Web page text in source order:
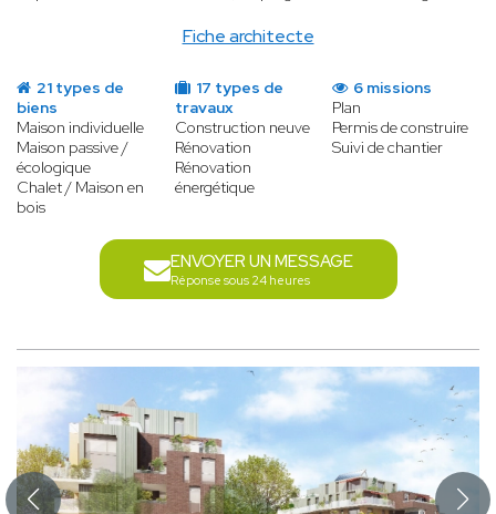
Fiche architecte
21 types de
biens
Maison individuelle
Maison passive /
écologique
Chalet / Maison en
bois
17 types de
travaux
Construction neuve
Rénovation
Rénovation
énergétique
6 missions
Plan
Permis de construire
Suivi de chantier
ENVOYER UN MESSAGE
Réponse sous 24 heures